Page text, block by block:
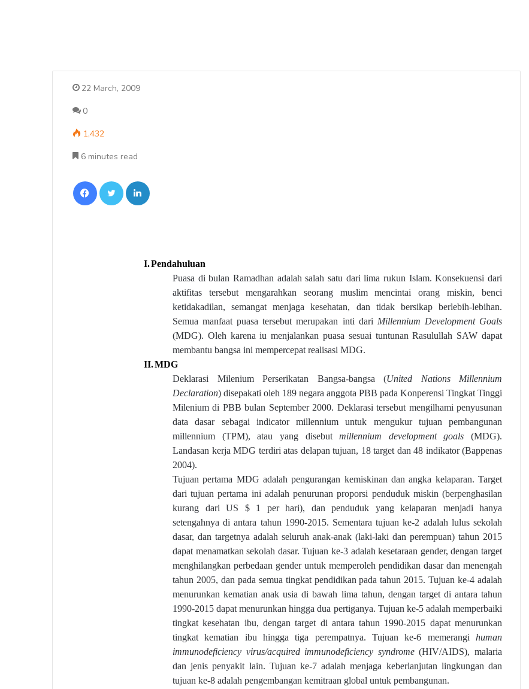
I.Pendahuluan
Puasa di bulan Ramadhan adalah salah satu dari lima rukun Islam. Konsekuensi dari
aktifitas tersebut mengarahkan seorang muslim mencintai orang miskin, benci
ketidakadilan, semangat menjaga kesehatan, dan tidak bersikap berlebih-lebihan.
Semua manfaat puasa tersebut merupakan inti dari Millennium Development Goals
(MDG). Oleh karena iu menjalankan puasa sesuai tuntunan Rasulullah SAW dapat
membantu bangsa ini mempercepat realisasi MDG.
II.MDG
Deklarasi Milenium Perserikatan Bangsa-bangsa (United Nations Millennium
Declaration) disepakati oleh 189 negara anggota PBB pada Konperensi Tingkat Tinggi
Milenium di PBB bulan September 2000. Deklarasi tersebut mengilhami penyusunan
data dasar sebagai indicator millennium untuk mengukur tujuan pembangunan
millennium (TPM), atau yang disebutmillennium development goals (MDG).
Landasan kerja MDG terdiri atas delapan tujuan, 18 target dan 48 indikator (Bappenas
2004).
Tujuan pertama MDG adalah pengurangan kemiskinan dan angka kelaparan. Target
dari tujuan pertama ini adalah penurunan proporsi penduduk miskin (berpenghasilan
kurang dari US $ 1 per hari), dan penduduk yang kelaparan menjadi hanya
setengahnya di antara tahun 1990-2015. Sementara tujuan ke-2 adalah lulus sekolah
dasar, dan targetnya adalah seluruh anak-anak (laki-laki dan perempuan) tahun 2015
dapat menamatkan sekolah dasar. Tujuan ke-3 adalah kesetaraan gender, dengan target
menghilangkan perbedaan gender untuk memperoleh pendidikan dasar dan menengah
tahun 2005, dan pada semua tingkat pendidikan pada tahun 2015. Tujuan ke-4 adalah
menurunkan kematian anak usia di bawah lima tahun, dengan target di antara tahun
1990-2015 dapat menurunkan hingga dua pertiganya. Tujuan ke-5 adalah memperbaiki
tingkat kesehatan ibu, dengan target di antara tahun 1990-2015 dapat menurunkan
tingkat kematian ibu hingga tiga perempatnya. Tujuan ke-6 memerangi human
immunodeficiency virus/acquired immunodeficiency syndrome(HIV/AIDS), malaria
dan jenis penyakit lain. Tujuan ke-7 adalah menjaga keberlanjutan lingkungan dan
tujuan ke-8 adalah pengembangan kemitraan global untuk pembangunan.
22 March, 2009
0
1,432
6 minutes read